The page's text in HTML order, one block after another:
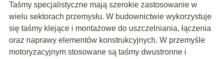
Taśmy specjalistyczne mają szerokie zastosowanie w
wielu sektorach przemysłu. W budownictwie wykorzystuje
się taśmy klejące i montażowe do uszczelniania, łączenia
oraz naprawy elementów konstrukcyjnych. W przemyśle
motoryzacyjnym stosowane są taśmy dwustronne i